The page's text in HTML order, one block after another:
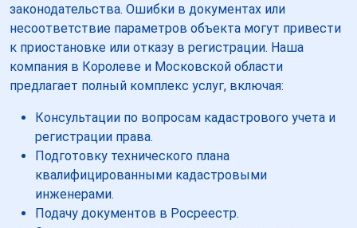
законодательства. Ошибки в документах или
несоответствие параметров объекта могут привести
к приостановке или отказу в регистрации. Наша
компания в Королеве и Московской области
предлагает полный комплекс услуг, включая:
Консультации по вопросам кадастрового учета и
регистрации права.
Подготовку технического плана
квалифицированными кадастровыми
инженерами.
Подачу документов в Росреестр.